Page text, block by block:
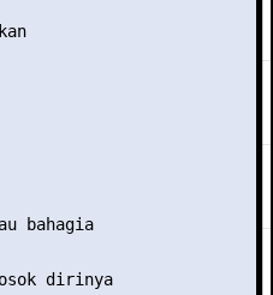
bahagia
dirinya